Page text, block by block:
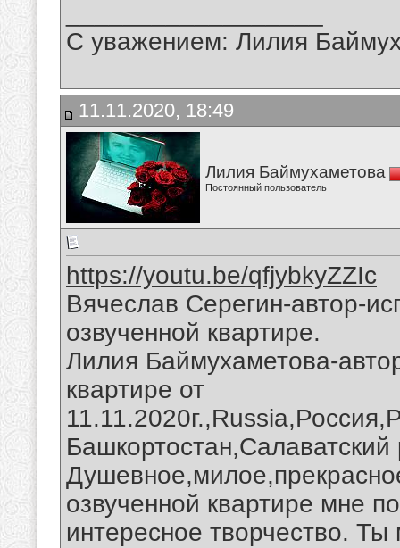
С уважением: Лилия
11.11.2020, 18:49
Лилия Баймухаметова
Постоянный пользователь
https://youtu.be/qfjybkyZZIc
Вячеслав Серегин-автор-
озвученной квартире.
Лилия Баймухаметова-
квартире от
озвученной квартире мне
интересное творчество.